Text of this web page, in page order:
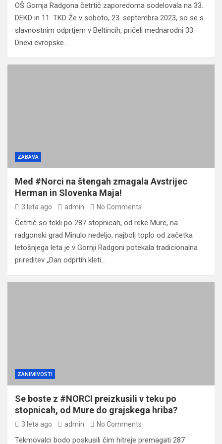
OŠ Gornja Radgona četrtič zaporedoma sodelovala na 33.
DEKD in 11. TKD Že v soboto, 23. septembra 2023, so se s
slavnostnim odprtjem v Beltincih, pričeli mednarodni 33.
Dnevi evropske…
ZABAVA
Med #Norci na štengah zmagala Avstrijec
Herman in Slovenka Maja!
3 leta ago admin No Comments
Četrtič so tekli po 287 stopnicah, od reke Mure, na
radgonski grad Minulo nedeljo, najbolj toplo od začetka
letošnjega leta je v Gornji Radgoni potekala tradicionalna
prireditev „Dan odprtih kleti…
ZANIMIVOSTI
Se boste z #NORCI preizkusili v teku po
stopnicah, od Mure do grajskega hriba?
3 leta ago admin No Comments
Tekmovalci bodo poskusili čim hitreje premagati 287